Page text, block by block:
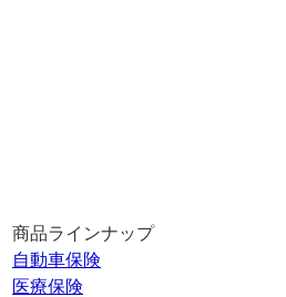
商品ラインナップ
自動車保険
医療保険